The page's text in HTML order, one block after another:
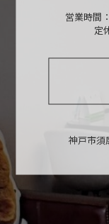
営業時間
定
神戸市須